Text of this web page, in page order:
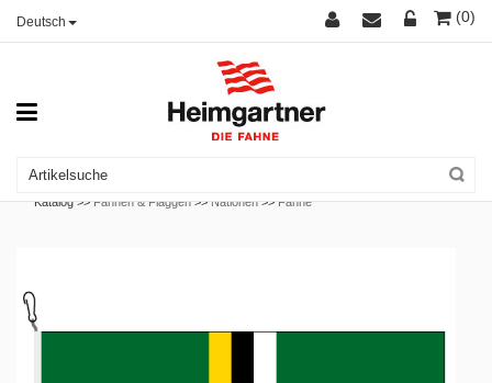
Deutsch (0)
Katalog >>Fahnen & Flaggen >>Nationen >>Fahne